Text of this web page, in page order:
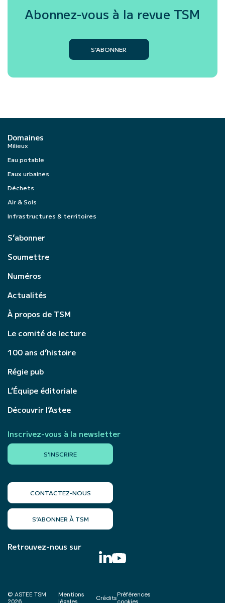
Abonnez-vous à la revue TSM
S’ABONNER
Domaines
Milieux
Eau potable
Eaux urbaines
Déchets
Air & Sols
Infrastructures & territoires
S’abonner
Soumettre
Numéros
Actualités
À propos de TSM
Le comité de lecture
100 ans d’histoire
Régie pub
L’Équipe éditoriale
Découvrir l’Astee
Inscrivez-vous à la newsletter
S'INSCRIRE
CONTACTEZ-NOUS
S’ABONNER À TSM
Retrouvez-nous sur
© ASTEE TSM
Mentions
CréditsPréférences